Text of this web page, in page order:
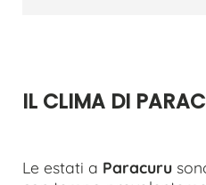
IL CLIMA DI
Le estati a Paracuru